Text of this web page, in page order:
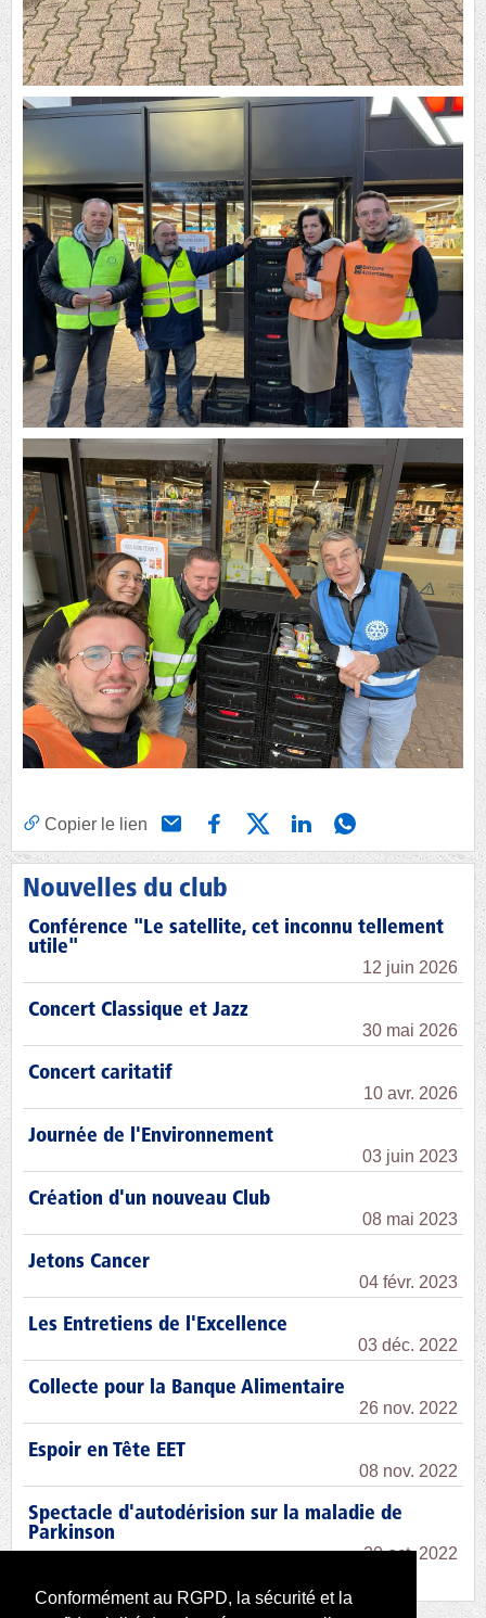
Conformément au RGPD, la sécurité et la
Copier le lien
Nouvelles du club
Conférence "Le satellite, cet inconnu tellement
utile"
12 juin 2026
Concert Classique et Jazz
30 mai 2026
Concert caritatif
10 avr. 2026
Journée de l'Environnement
03 juin 2023
Création d'un nouveau Club
08 mai 2023
Jetons Cancer
04 févr. 2023
Les Entretiens de l'Excellence
03 déc. 2022
Collecte pour la Banque Alimentaire
26 nov. 2022
Espoir en Tête EET
08 nov. 2022
Spectacle d'autodérision sur la maladie de
Parkinson
20 oct. 2022